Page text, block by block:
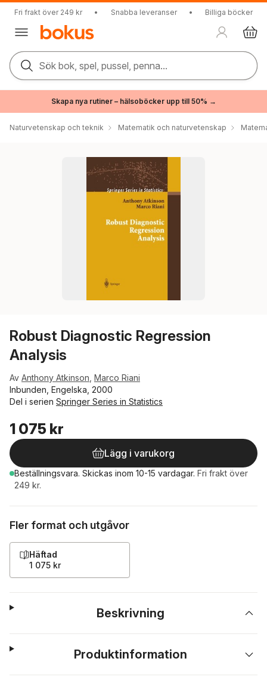
Fri frakt över 249 kr • Snabba leveranser • Billiga böcker
Sök bok, spel, pussel, penna...
Skapa nya rutiner – hälsoböcker upp till 50% →
Naturvetenskap och teknik Matematik och naturvetenskap
Robust Diagnostic Regression
Analysis
Av Anthony Atkinson Marco Riani
Inbunden, Engelska, 2000
Del i serien Springer Series in Statistics
1 075 kr
Lägg i varukorg
Beställningsvara. Skickas inom 10-15 vardagar. Fri frakt över
249 kr.
Fler format och utgåvor
Häftad
1 075 kr
Beskrivning
Produktinformation